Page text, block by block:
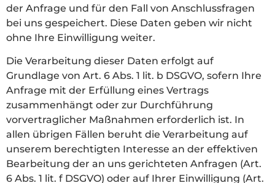
der Anfrage und für den Fall von Anschlussfragen
bei uns gespeichert. Diese Daten geben wir nicht
ohne Ihre Einwilligung weiter.
Die Verarbeitung dieser Daten erfolgt auf
Grundlage von Art. 6 Abs. 1 lit. b DSGVO, sofern Ihre
Anfrage mit der Erfüllung eines Vertrags
zusammenhängt oder zur Durchführung
vorvertraglicher Maßnahmen erforderlich ist. In
allen übrigen Fällen beruht die Verarbeitung auf
unserem berechtigten Interesse an der effektiven
Bearbeitung der an uns gerichteten Anfragen (Art.
6 Abs. 1 lit. f DSGVO) oder auf Ihrer Einwilligung (Art.